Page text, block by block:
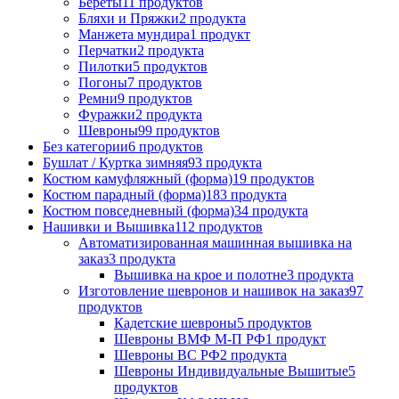
Бляхи и Пряжки2 продукта
Манжета мундира1 продукт
Перчатки2 продукта
Пилотки5 продуктов
Погоны7 продуктов
Ремни9 продуктов
Фуражки2 продукта
Шевроны99 продуктов
Без категории6 продуктов
Бушлат / Куртка зимняя93 продукта
Костюм камуфляжный (форма)19 продуктов
Костюм парадный (форма)183 продукта
Костюм повседневный (форма)34 продукта
Нашивки и Вышивка112 продуктов
Автоматизированная машинная вышивка на
заказ3 продукта
Вышивка на крое и полотне3 продукта
Изготовление шевронов и нашивок на заказ97
продуктов
Кадетские шевроны5 продуктов
Шевроны ВМФ М-П РФ1 продукт
Шевроны ВС РФ2 продукта
Шевроны Индивидуальные Вышитые5
продуктов